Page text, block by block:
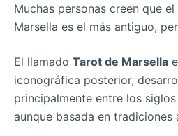
Muchas personas creen que
Marsella es el más antiguo,
El llamado Tarot de Marsella
iconográfica posterior,
principalmente entre los siglos
aunque basada en tradiciones